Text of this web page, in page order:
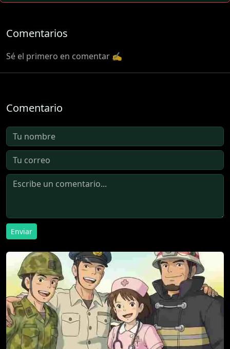
Comentarios
Sé el primero en comentar ✍️
Comentario
Enviar